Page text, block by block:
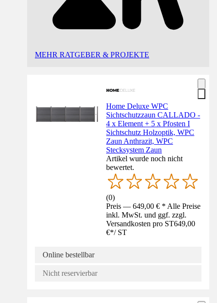
MEHR RATGEBER & PROJEKTE
Home Deluxe WPC
Sichtschutzzaun CALLADO -
4 x Element + 5 x Pfosten I
Sichtschutz Holzoptik, WPC
Zaun Anthrazit, WPC
Stecksystem Zaun
Artikel wurde noch nicht
bewertet.
(0)
Preis — 649,00 € * Alle Preise
inkl. MwSt. und ggf. zzgl.
Versandkosten pro ST649,00
€*/ ST
Online bestellbar
Nicht reservierbar